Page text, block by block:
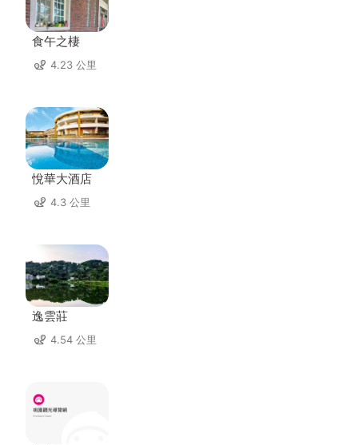
食午之棲
4.23 公里
悅華大酒店
4.3 公里
逸雲莊
4.54 公里